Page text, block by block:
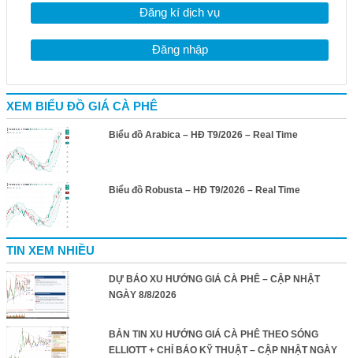
Đăng kí dịch vụ
Đăng nhập
XEM BIỂU ĐỒ GIÁ CÀ PHÊ
Biểu đồ Arabica – HĐ T9/2026 – Real Time
Biểu đồ Robusta – HĐ T9/2026 – Real Time
TIN XEM NHIỀU
DỰ BÁO XU HƯỚNG GIÁ CÀ PHÊ – CẬP NHẬT
NGÀY 8/8/2026
BẢN TIN XU HƯỚNG GIÁ CÀ PHÊ THEO SÓNG
ELLIOTT + CHỈ BÁO KỸ THUẬT – CẬP NHẬT NGÀY